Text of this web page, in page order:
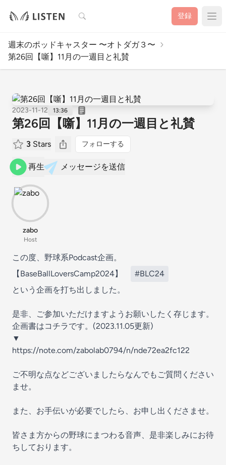
検索 登録
週末のポッドキャスター 〜オトダガ３〜
第26回【噺】11月の一週目と礼賛
2023-11-12 13:36
第26回【噺】11月の一週目と礼賛
3 Stars フォローする
再生 メッセージを送信
zabo
Host
この度、野球系Podcast企画。
【BaseBallLoversCamp2024】
#BLC24
という企画を打ち出しました。
是非、ご参加いただけますようお願いしたく存じます。
企画書はコチラです。(2023.11.05更新)
▼
https://note.com/zabolab0794/n/nde72ea2fc122
ご不明な点などございましたらなんでもご質問ください
ませ。
また、お手伝いが必要でしたら、お申し出くださませ。
皆さま方からの野球にまつわる音声、是非楽しみにお待
ちしております。